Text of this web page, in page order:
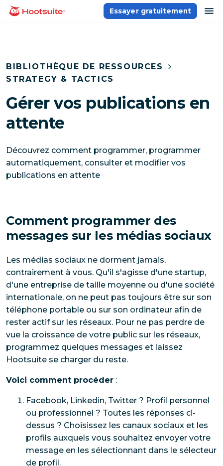
Aller
Accueil
Essayer gratuitement
BIBLIOTHÈQUE DE RESSOURCES
STRATEGY & TACTICS
Gérer vos publications en
attente
Découvrez comment programmer, programmer
automatiquement, consulter et modifier vos
publications en attente
Comment programmer des
messages sur les médias sociaux
Les médias sociaux ne dorment jamais,
contrairement à vous. Qu'il s'agisse d'une startup,
d'une entreprise de taille moyenne ou d'une société
internationale, on ne peut pas toujours être sur son
téléphone portable ou sur son ordinateur afin de
rester actif sur les réseaux. Pour ne pas perdre de
vue la croissance de votre public sur les réseaux,
programmez quelques messages et laissez
Hootsuite se charger du reste.
Voici comment procéder :
Facebook, Linkedin, Twitter ? Profil personnel
ou professionnel ? Toutes les réponses ci-
dessus ? Choisissez les canaux sociaux et les
profils auxquels vous souhaitez envoyer votre
message en les sélectionnant dans le sélecteur
de profil.